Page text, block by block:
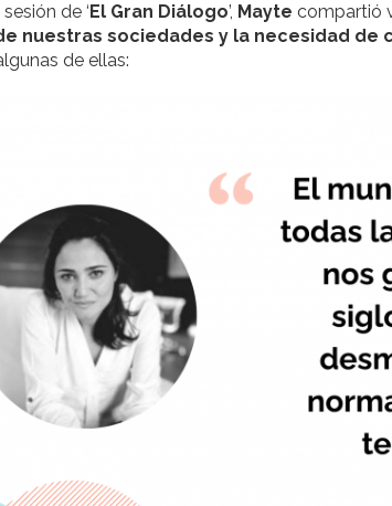
de ‘El Gran Diálogo’, Mayte compartió
nuestras sociedades y la necesidad de
de ellas: